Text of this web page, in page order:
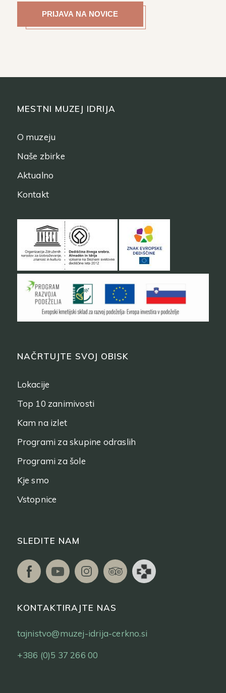
MESTNI MUZEJ IDRIJA
O muzeju
Naše zbirke
Aktualno
Kontakt
NAČRTUJTE SVOJ OBISK
Lokacije
Top 10 zanimivosti
Kam na izlet
Programi za skupine odraslih
Programi za šole
Kje smo
Vstopnice
SLEDITE NAM
KONTAKTIRAJTE NAS
tajnistvo@muzej-idrija-cerkno.si
+386 (0)5 37 266 00